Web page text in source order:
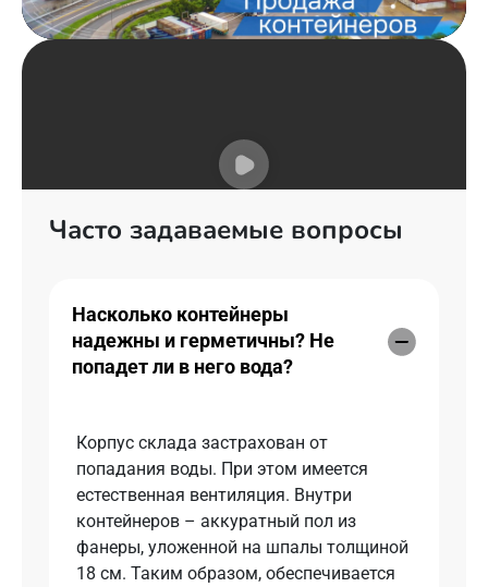
Часто задаваемые вопросы
Насколько контейнеры
надежны и герметичны? Не
попадет ли в него вода?
Корпус склада застрахован от
попадания воды. При этом имеется
естественная вентиляция. Внутри
контейнеров – аккуратный пол из
фанеры, уложенной на шпалы толщиной
18 см. Таким образом, обеспечивается